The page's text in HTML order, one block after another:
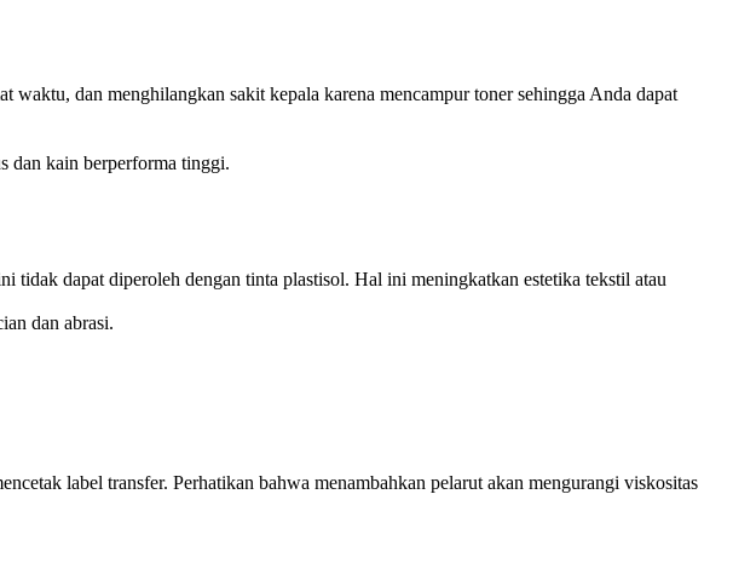
dan menghilangkan sakit kepala karena mencampur toner sehingga Anda dapat
dan kain berperforma tinggi.
dapat diperoleh dengan tinta plastisol. Hal ini meningkatkan estetika tekstil atau
dan abrasi.
label transfer. Perhatikan bahwa menambahkan pelarut akan mengurangi viskositas